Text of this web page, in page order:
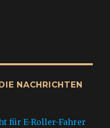
NACHRICHTEN
für E-Roller-Fahrer